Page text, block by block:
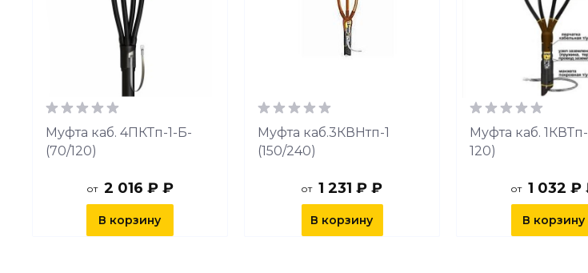
Муфта каб. 4ПКТп-1-Б-
(70/120)
от 2 016 ₽ ₽
В корзину
Муфта каб.3КВНтп-1
(150/240)
от 1 231 ₽ ₽
В корзину
Муфта каб.
120)
от 1 032 ₽
В корзину